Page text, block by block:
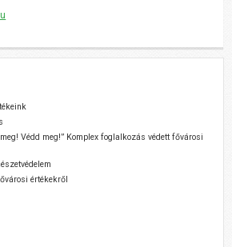
Védd meg!” Komplex foglalkozás védett fővárosi
értékekről